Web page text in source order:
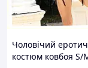
Чоловічий
костюм ковбоя S/